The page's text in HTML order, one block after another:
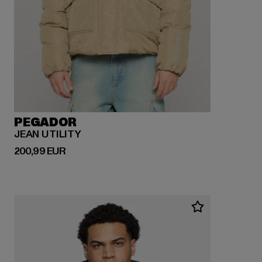
PEGADOR
JEAN UTILITY
200,99 EUR
Derzeitiger Preis: 200,99 EUR